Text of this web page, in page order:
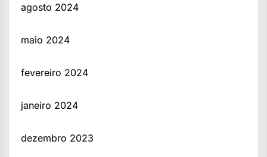
agosto 2024
maio 2024
fevereiro 2024
janeiro 2024
dezembro 2023